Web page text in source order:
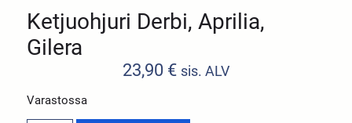
Ketjuohjuri Derbi, Aprilia,
Gilera
23,90 € sis. ALV
Varastossa